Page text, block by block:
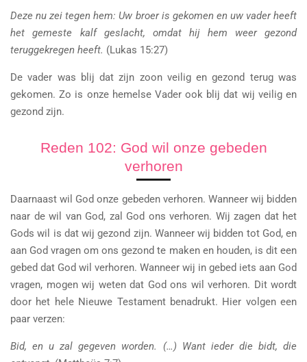
Deze nu zei tegen hem: Uw broer is gekomen en uw vader heeft
het gemeste kalf geslacht, omdat hij hem weer gezond
teruggekregen heeft. (Lukas 15:27)
De vader was blij dat zijn zoon veilig en gezond terug was
gekomen. Zo is onze hemelse Vader ook blij dat wij veilig en
gezond zijn.
Reden 102: God wil onze gebeden
verhoren
Daarnaast wil God onze gebeden verhoren. Wanneer wij bidden
naar de wil van God, zal God ons verhoren. Wij zagen dat het
Gods wil is dat wij gezond zijn. Wanneer wij bidden tot God, en
aan God vragen om ons gezond te maken en houden, is dit een
gebed dat God wil verhoren. Wanneer wij in gebed iets aan God
vragen, mogen wij weten dat God ons wil verhoren. Dit wordt
door het hele Nieuwe Testament benadrukt. Hier volgen een
paar verzen:
Bid, en u zal gegeven worden. (…) Want ieder die bidt, die